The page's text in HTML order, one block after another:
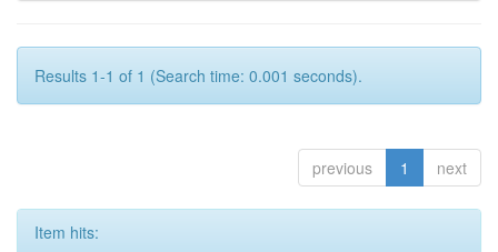
Results 1-1 of 1 (Search time: 0.001 seconds).
previous 1 next
Item hits: